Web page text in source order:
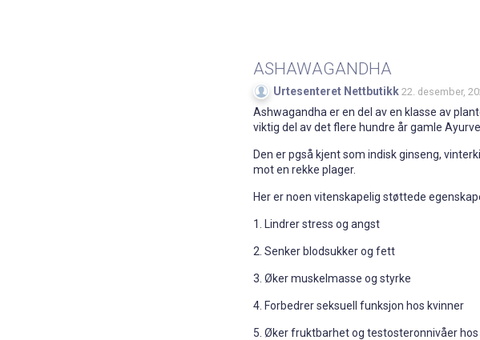
ASHAWAGANDHA
Urtesenteret Nettbutikk 22. desember,
Ashwagandha er en del av en klasse av
viktig del av det flere hundre år gamle
Den er pgså kjent som indisk ginseng,
mot en rekke plager.
Her er noen vitenskapelig støttede
1. Lindrer stress og angst
2. Senker blodsukker og fett
3. Øker muskelmasse og styrke
4. Forbedrer seksuell funksjon hos kvinner
5. Øker fruktbarhet og testosteronnivåer